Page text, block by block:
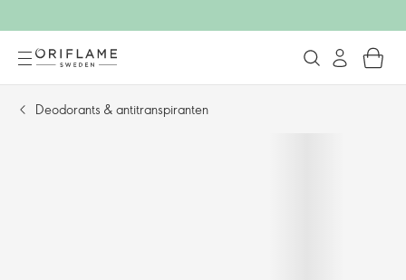
Deodorants & antitranspiranten